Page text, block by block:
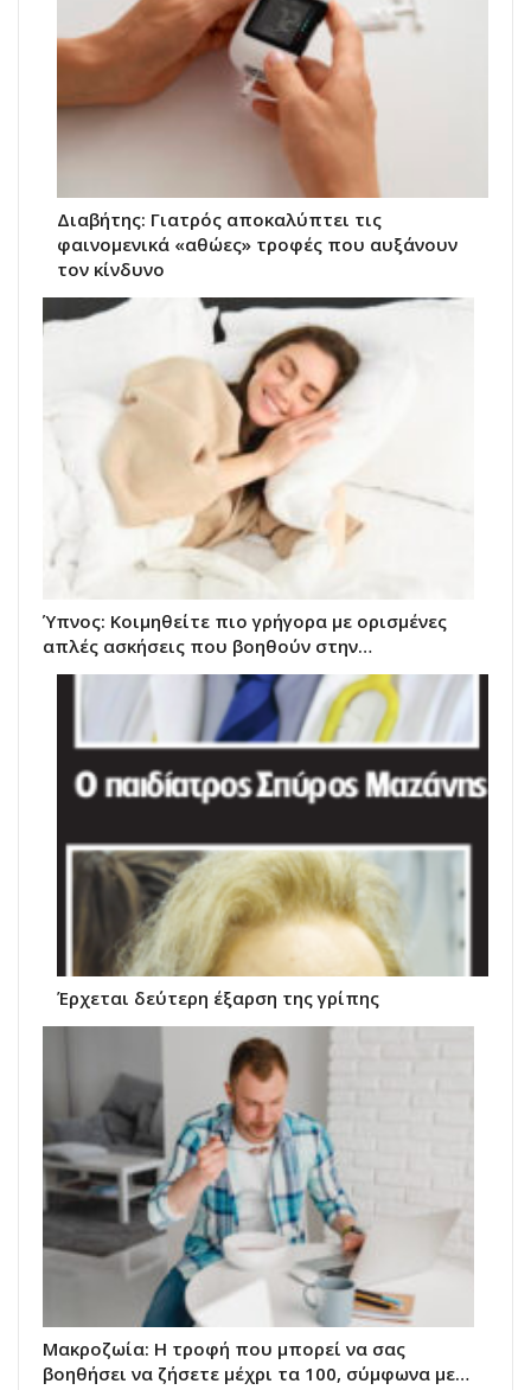
Διαβήτης: Γιατρός αποκαλύπτει τις
φαινομενικά «αθώες» τροφές που αυξάνουν
τον κίνδυνο
Ύπνος: Κοιμηθείτε πιο γρήγορα με ορισμένες
απλές ασκήσεις που βοηθούν στην…
Έρχεται δεύτερη έξαρση της γρίπης
Μακροζωία: Η τροφή που μπορεί να σας
βοηθήσει να ζήσετε μέχρι τα 100, σύμφωνα με…